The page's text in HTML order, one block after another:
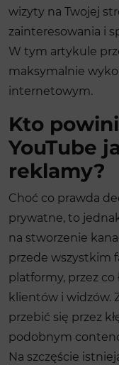
wizyty na Twojej
zainteresowania i
W tym artykule
maksymalnie
internetowym.
Kto
YouTube
reklamy?
Choć co prawda
prywatne, to
na stworzenie
przede wszystkim
platformy, przez
klientów i widzów.
przebić się przez
podobnym
Na szczęście